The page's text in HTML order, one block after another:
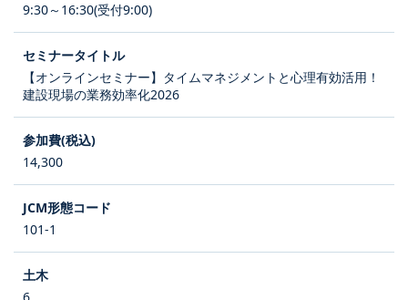
9:30～16:30(受付9:00)
【オンラインセミナー】タイムマネジメントと心理有効活用！
建設現場の業務効率化2026
14,300
101-1